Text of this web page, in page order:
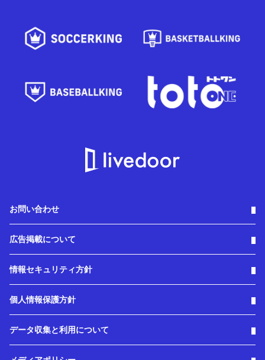
お問い合わせ
広告掲載について
情報セキュリティ方針
個人情報保護方針
データ収集と利用について